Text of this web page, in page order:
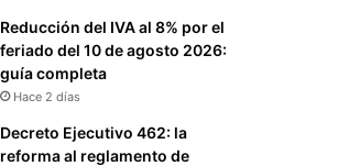
Reducción del IVA al 8% por el
feriado del 10 de agosto 2026:
guía completa
Hace 2 días
Decreto Ejecutivo 462: la
reforma al reglamento de